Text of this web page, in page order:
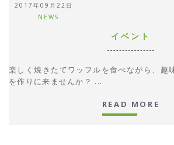
2017年09月22日
NEWS
イベント
楽しく焼きたてワッフルを食べながら、趣
を作りに来ませんか？ ...
READ MORE